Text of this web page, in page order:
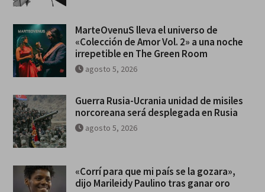
MarteOvenuS lleva el universo de
«Colección de Amor Vol. 2» a una noche
irrepetible en The Green Room
agosto 5, 2026
Guerra Rusia-Ucrania unidad de misiles
norcoreana será desplegada en Rusia
agosto 5, 2026
«Corrí para que mi país se la gozara»,
dijo Marileidy Paulino tras ganar oro